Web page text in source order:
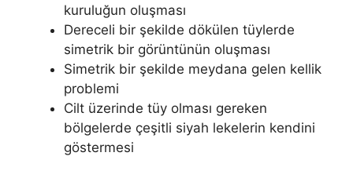
kuruluğun oluşması
Dereceli bir şekilde dökülen tüylerde
simetrik bir görüntünün oluşması
Simetrik bir şekilde meydana gelen kellik
problemi
Cilt üzerinde tüy olması gereken
bölgelerde çeşitli siyah lekelerin kendini
göstermesi